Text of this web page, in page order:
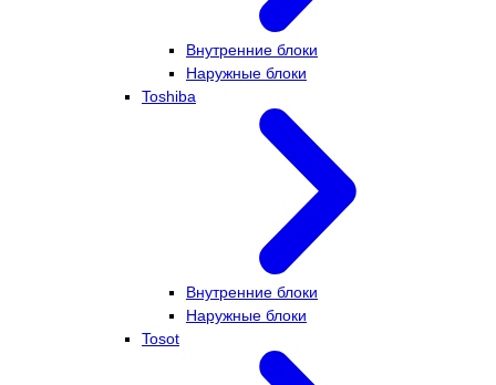
Внутренние блоки
Наружные блоки
Toshiba
Внутренние блоки
Наружные блоки
Tosot